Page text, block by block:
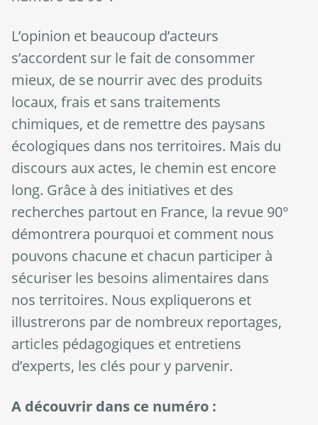
L’opinion et beaucoup d’acteurs
s’accordent sur le fait de consommer
mieux, de se nourrir avec des produits
locaux, frais et sans traitements
chimiques, et de remettre des paysans
écologiques dans nos territoires. Mais du
discours aux actes, le chemin est encore
long. Grâce à des initiatives et des
recherches partout en France, la revue 90°
démontrera pourquoi et comment nous
pouvons chacune et chacun participer à
sécuriser les besoins alimentaires dans
nos territoires. Nous expliquerons et
illustrerons par de nombreux reportages,
articles pédagogiques et entretiens
d’experts, les clés pour y parvenir.
A découvrir dans ce numéro :